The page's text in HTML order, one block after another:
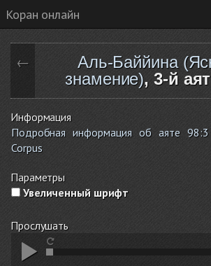
Коран онлайн
←
Аль-Баййина
знамение), 3-й
Информация
Подробная информация об аяте
Corpus
Параметры
Увеличенный шрифт
Прослушать